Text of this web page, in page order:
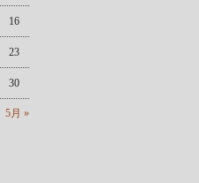
5月 »
16
23
30